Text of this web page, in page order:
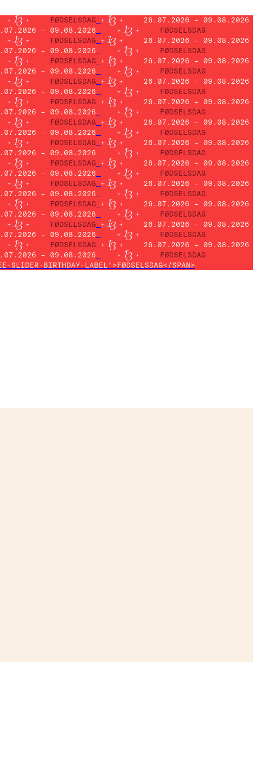
FØDSELSDAG
26.07.2026 – 09.08.2026
– 09.08.2026
FØDSELSDAG
FØDSELSDAG
26.07.2026 – 09.08.2026
– 09.08.2026
FØDSELSDAG
FØDSELSDAG
26.07.2026 – 09.08.2026
– 09.08.2026
FØDSELSDAG
FØDSELSDAG
26.07.2026 – 09.08.2026
– 09.08.2026
FØDSELSDAG
FØDSELSDAG
26.07.2026 – 09.08.2026
– 09.08.2026
FØDSELSDAG
FØDSELSDAG
26.07.2026 – 09.08.2026
– 09.08.2026
FØDSELSDAG
FØDSELSDAG
26.07.2026 – 09.08.2026
– 09.08.2026
FØDSELSDAG
FØDSELSDAG
26.07.2026 – 09.08.2026
– 09.08.2026
FØDSELSDAG
FØDSELSDAG
26.07.2026 – 09.08.2026
– 09.08.2026
FØDSELSDAG
FØDSELSDAG
26.07.2026 – 09.08.2026
– 09.08.2026
FØDSELSDAG
FØDSELSDAG
26.07.2026 – 09.08.2026
– 09.08.2026
FØDSELSDAG
FØDSELSDAG
26.07.2026 – 09.08.2026
– 09.08.2026
FØDSELSDAG
BIRTHDAY-LABEL'>FØDSELSDAG</SPAN>